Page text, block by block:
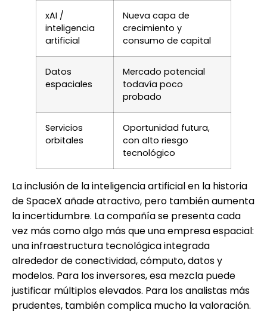
xAI /
inteligencia
artificial
Nueva capa de
crecimiento y
consumo de capital
Datos
espaciales
Mercado potencial
todavía poco
probado
Servicios
orbitales
Oportunidad futura,
con alto riesgo
tecnológico
La inclusión de la inteligencia artificial en la historia
de SpaceX añade atractivo, pero también aumenta
la incertidumbre. La compañía se presenta cada
vez más como algo más que una empresa espacial:
una infraestructura tecnológica integrada
alrededor de conectividad, cómputo, datos y
modelos. Para los inversores, esa mezcla puede
justificar múltiplos elevados. Para los analistas más
prudentes, también complica mucho la valoración.